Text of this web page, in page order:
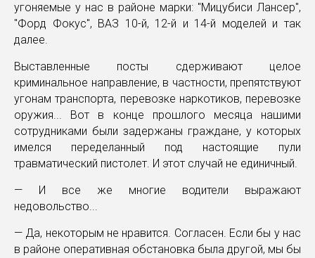
угоняемые у нас в районе марки: "Мицубиси Лансер",
"Форд Фокус", ВАЗ 10-й, 12-й и 14-й моделей и так
далее.
Выставленные посты сдерживают целое
криминальное направление, в частности, препятствуют
угонам транспорта, перевозке наркотиков, перевозке
оружия... Вот в конце прошлого месяца нашими
сотрудниками были задержаны граждане, у которых
имелся переделанный под настоящие пули
травматический пистолет. И этот случай не единичный.
— И все же многие водители выражают
недовольство...
— Да, некоторым не нравится. Согласен. Если бы у нас
в районе оперативная обстановка была другой, мы бы